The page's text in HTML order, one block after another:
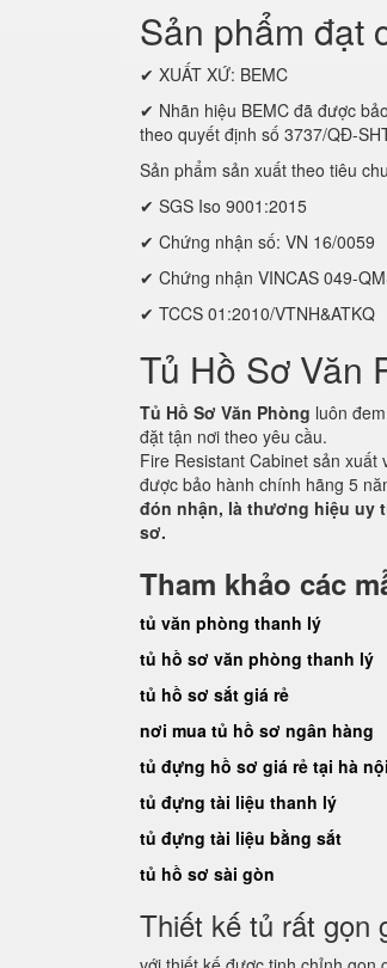
Sản phẩm đạt
✔ XUẤT XỨ: BEMC
✔ Nhãn hiệu BEMC đã được
theo quyết định số 3737/QĐ-
Sản phẩm sản xuất theo tiêu
✔ SGS Iso 9001:2015
✔ Chứng nhận số: VN 16/0059
✔ Chứng nhận VINCAS 049-
✔ TCCS 01:2010/VTNH&ATKQ
Tủ Hồ Sơ Văn
Tủ Hồ Sơ Văn Phòng luôn
đặt tận nơi theo yêu cầu.
Fire Resistant Cabinet sản
được bảo hành chính hãng 5
đón nhận, là thương hiệu uy
sơ.
Tham khảo các
tủ văn phòng thanh lý
tủ hồ sơ văn phòng thanh lý
tủ hồ sơ sắt giá rẻ
nơi mua tủ hồ sơ ngân hàng
tủ đựng hồ sơ giá rẻ tại hà nội
tủ đựng tài liệu thanh lý
tủ đựng tài liệu bằng sắt
tủ hồ sơ sài gòn
Thiết kế tủ rất gọn